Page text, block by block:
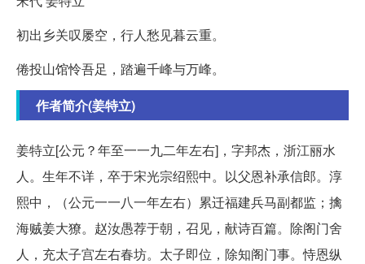
初出乡关叹屡空，行人愁见暮云重。
倦投山馆怜吾足，踏遍千峰与万峰。
作者简介(姜特立)
姜特立[公元？年至一一九二年左右]，字邦杰，浙江丽水
人。生年不详，卒于宋光宗绍熙中。以父恩补承信郎。淳
熙中，（公元一一八一年左右）累迁福建兵马副都监；擒
海贼姜大獠。赵汝愚荐于朝，召见，献诗百篇。除阁门舍
人，充太子宫左右春坊。太子即位，除知阁门事。恃恩纵